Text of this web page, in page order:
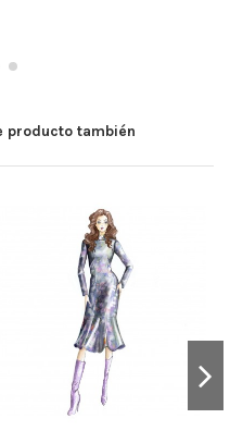
producto también